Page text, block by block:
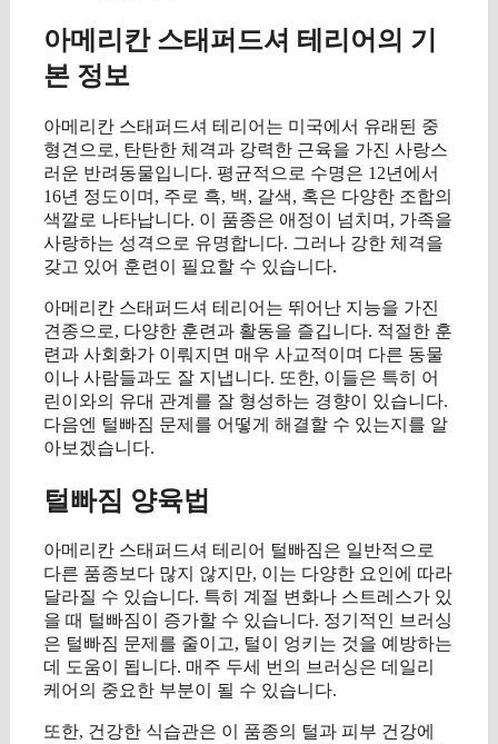
아메리칸 스태퍼드셔 테리어의 기
본 정보
아메리칸 스태퍼드셔 테리어는 미국에서 유래된 중
형견으로, 탄탄한 체격과 강력한 근육을 가진 사랑스
러운 반려동물입니다. 평균적으로 수명은 12년에서
16년 정도이며, 주로 흑, 백, 갈색, 혹은 다양한 조합의
색깔로 나타납니다. 이 품종은 애정이 넘치며, 가족을
사랑하는 성격으로 유명합니다. 그러나 강한 체격을
갖고 있어 훈련이 필요할 수 있습니다.
아메리칸 스태퍼드셔 테리어는 뛰어난 지능을 가진
견종으로, 다양한 훈련과 활동을 즐깁니다. 적절한 훈
련과 사회화가 이뤄지면 매우 사교적이며 다른 동물
이나 사람들과도 잘 지냅니다. 또한, 이들은 특히 어
린이와의 유대 관계를 잘 형성하는 경향이 있습니다.
다음엔 털빠짐 문제를 어떻게 해결할 수 있는지를 알
아보겠습니다.
털빠짐 양육법
아메리칸 스태퍼드셔 테리어 털빠짐은 일반적으로
다른 품종보다 많지 않지만, 이는 다양한 요인에 따라
달라질 수 있습니다. 특히 계절 변화나 스트레스가 있
을 때 털빠짐이 증가할 수 있습니다. 정기적인 브러싱
은 털빠짐 문제를 줄이고, 털이 엉키는 것을 예방하는
데 도움이 됩니다. 매주 두세 번의 브러싱은 데일리
케어의 중요한 부분이 될 수 있습니다.
또한, 건강한 식습관은 이 품종의 털과 피부 건강에